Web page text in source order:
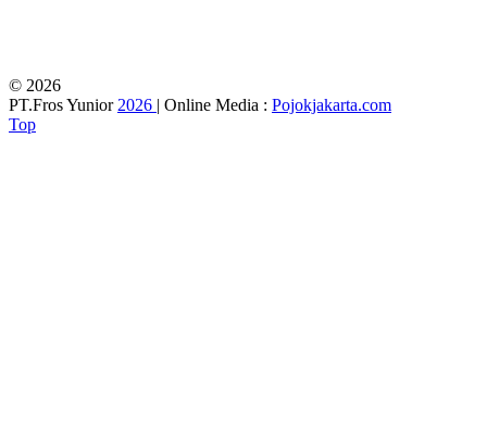
© 2026
PT.Fros Yunior2026 | Online Media : Pojokjakarta.com
Top